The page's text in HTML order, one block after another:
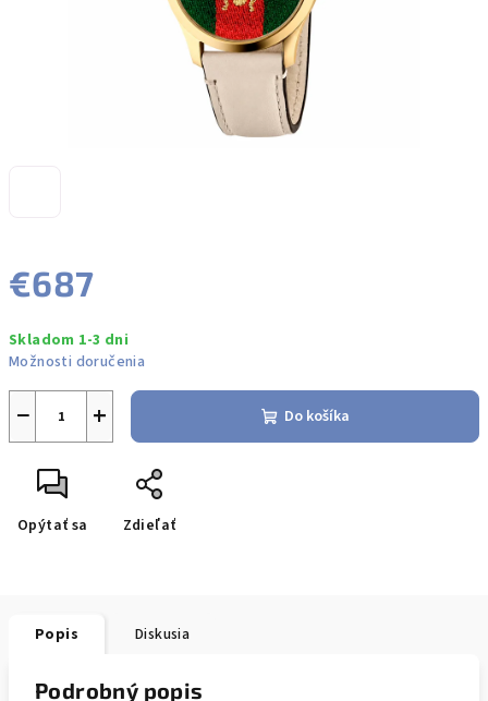
€687
cena:
Skladom 1-3 dni
Možnosti doručenia
+
− Do košíka
Opýtať sa Zdieľať
Popis Diskusia
Podrobný popis